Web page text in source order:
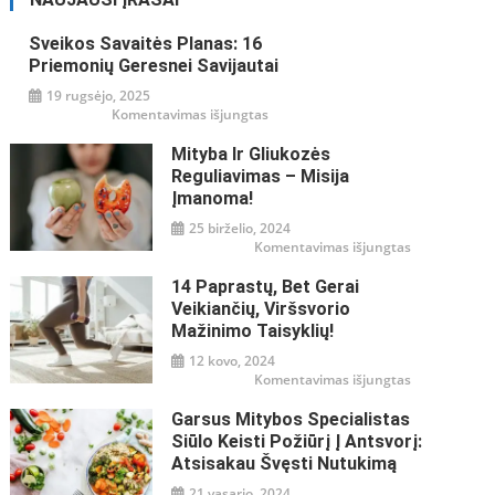
Sveikos Savaitės Planas: 16
Priemonių Geresnei Savijautai
19 rugsėjo, 2025
Komentavimas išjungtasįraše
planas:
16
priemonių
Mityba Ir Gliukozės
Reguliavimas – Misija
Įmanoma!
25 birželio, 2024
Komentavimas išjungtasįraše
14 Paprastų, Bet Gerai
Veikiančių, Viršsvorio
Mažinimo Taisyklių!
12 kovo, 2024
Komentavimas išjungtasįraše
gerai
veikiančių,
Garsus Mitybos Specialistas
Siūlo Keisti Požiūrį Į Antsvorį:
Atsisakau Švęsti Nutukimą